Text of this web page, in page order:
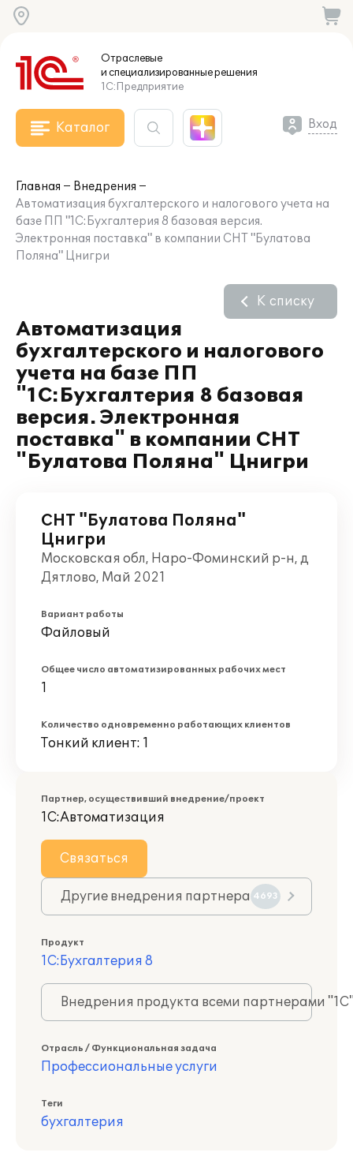
Отраслевые
и специализированныерешения
1С:Предприятие
Каталог Вход
Главная
Внедрения
Автоматизация бухгалтерского и налогового учета на
базе ПП "1С:Бухгалтерия 8 базовая версия.
Электронная поставка" в компании СНТ "Булатова
Поляна" Цнигри
Автоматизация
бухгалтерского и налогового
учета на базе ПП
"1С:Бухгалтерия 8 базовая
версия. Электронная
поставка" в компании СНТ
"Булатова Поляна" Цнигри
К списку
СНТ "Булатова Поляна"
Цнигри
Московская обл, Наро-Фоминский р-н, д
Дятлово, Май 2021
Вариант работы
Файловый
Общее число автоматизированных рабочих мест
1
Количество одновременно работающих клиентов
Тонкий клиент: 1
Партнер, осуществивший внедрение/проект
1С:Автоматизация
Связаться
Другие внедрения партнера 4693
Продукт
1С:Бухгалтерия 8
Внедрения продукта всеми партнерами
Отрасль / Функциональная задача
Профессиональные услуги
Теги
бухгалтерия